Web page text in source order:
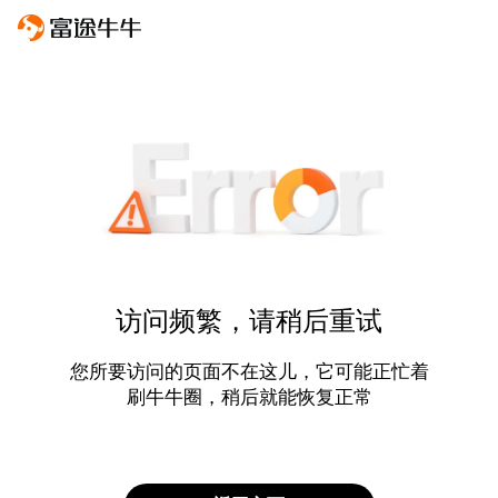
访问频繁，请稍后重试
您所要访问的页面不在这儿，它可能正忙着
刷牛牛圈，稍后就能恢复正常